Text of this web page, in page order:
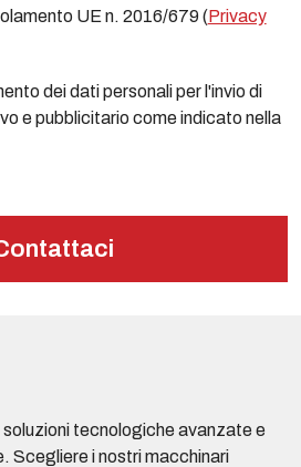
UE n. 2016/679 (Privacy
dei dati personali per l'invio di
e pubblicitario come indicato nella
tecnologiche avanzate e
Scegliere i nostri macchinari